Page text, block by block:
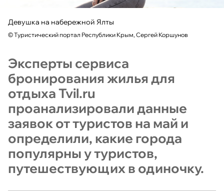
Девушка на набережной Ялты
©Туристический портал Республики Крым, Сергей Коршунов
Эксперты сервиса
бронирования жилья для
отдыха Tvil.ru
проанализировали данные
заявок от туристов на май и
определили, какие города
популярны у туристов,
путешествующих в одиночку.